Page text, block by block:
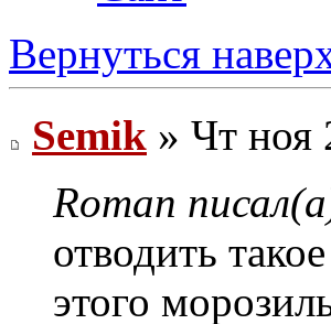
Вернуться
Semik » Чт ноя
Roman
отводить
этого